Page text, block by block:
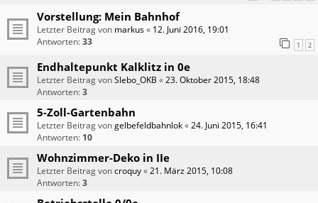
Vorstellung: Mein Bahnhof
Letzter Beitrag von markus« 12. Juni 2016, 19:01
Antworten:33 1 2
Endhaltepunkt Kalklitz in 0e
Letzter Beitrag vonSlebo_OKB «23. Oktober 2015, 18:48
Antworten:3
5-Zoll-Gartenbahn
Letzter Beitrag vongelbefeldbahnlok«24. Juni 2015, 16:41
Antworten: 10
Wohnzimmer-Deko in IIe
Letzter Beitrag voncroquy«21. März 2015, 10:08
Antworten:3